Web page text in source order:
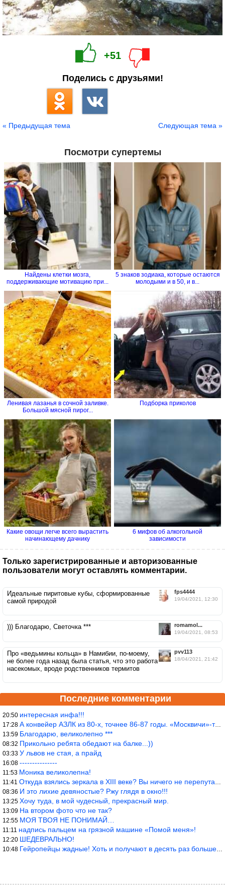
+51
Поделись с друзьями!
« Предыдущая тема Следующая тема »
Посмотри супертемы
Найдены клетки мозга,
поддерживающие мотивацию при...
5 знаков зодиака, которые остаются
молодыми и в 50, и в...
Ленивая лазанья в сочной заливке.
Большой мясной пирог...
Подборка приколов
Какие овощи легче всего вырастить
начинающему дачнику
6 мифов об алкогольной
зависимости
Только зарегистрированные и авторизованные
пользователи могут оставлять комментарии.
fps4444
19/04/2021, 12:30
Идеальные пиритовые кубы, сформированные
самой природой
romamol...
19/04/2021, 08:53
))) Благодарю, Светочка ***
pvv113
18/04/2021, 21:42
Про «ведьмины кольца» в Намибии, по-моему,
не более года назад была статья, что это работа
насекомых, вроде родственников термитов
Последние комментарии
20:50 интересная инфа!!!
17:28 А конвейер АЗЛК из 80-х, точнее 86-87 годы. «Москвичи»-то из пер
13:59 Благодарю, великолепно ***
08:32 Прикольно ребята обедают на балке...))
03:33 У львов не стая, а прайд
16:08 ---------------
11:53 Моника великолепна!
11:41 Откуда взялись зеркала в XIII веке? Вы ничего не перепутали?
08:36 И это лихие девяностые? Ржу глядя в окно!!!
13:25 Хочу туда, в мой чудесный, прекрасный мир.
13:09 На втором фото что не так?
12:55 МОЯ ТВОЯ НЕ ПОНИМАЙ…
11:11 надпись пальцем на грязной машине «Помой меня»!
12:20 ШЕДЕВРАЛЬНО!
10:48 Гейропейцы жадные! Хоть и получают в десять раз больше жителей б